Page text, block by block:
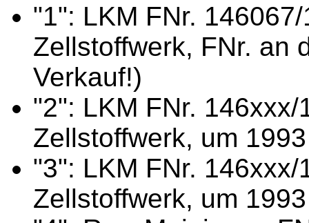
"1": LKM FNr.
Zellstoffwerk, FNr. an
Verkauf!)
"2": LKM FNr.
Zellstoffwerk, um
"3": LKM FNr.
Zellstoffwerk, um